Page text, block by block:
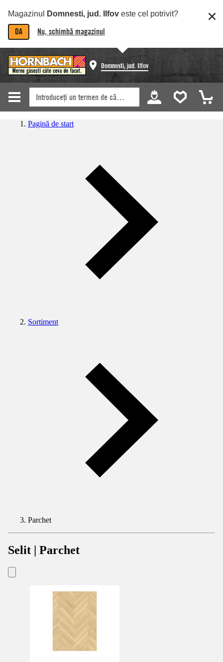
Magazinul Domnesti, jud. Ilfov este cel potrivit?
DA Nu, schimbă magazinul
Domnesti, jud. Ilfov
Pagină de start
Sortiment
Parchet
Selit | Parchet